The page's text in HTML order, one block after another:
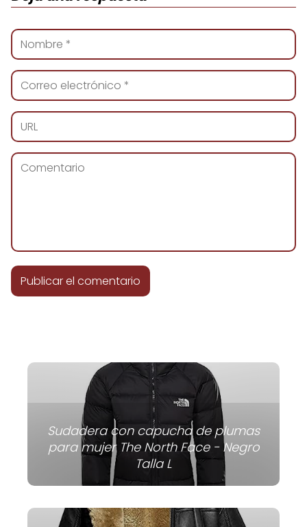
Sudadera con capucha de plumas
para mujer The North Face - Negro
Talla L